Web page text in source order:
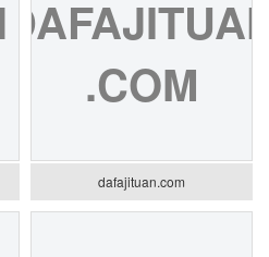
.COM
dafajituan.com